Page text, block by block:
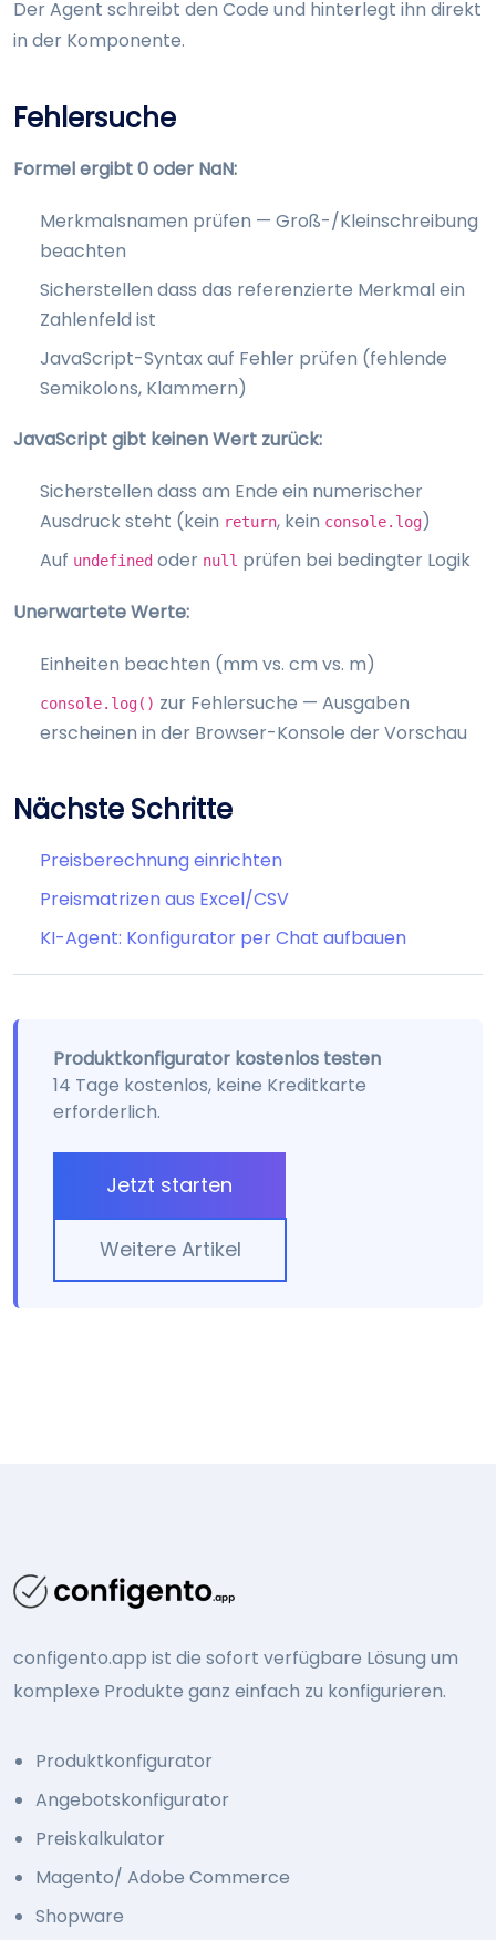
Der Agent schreibt den Code und hinterlegt ihn direkt
in der Komponente.
Fehlersuche
Formel ergibt 0 oder NaN:
Merkmalsnamen prüfen — Groß-/Kleinschreibung
beachten
Sicherstellen dass das referenzierte Merkmal ein
Zahlenfeld ist
JavaScript-Syntax auf Fehler prüfen (fehlende
Semikolons, Klammern)
JavaScript gibt keinen Wert zurück:
Sicherstellen dass am Ende ein numerischer
Ausdruck steht (kein return, kein console.log)
Auf undefined oder null prüfen bei bedingter Logik
Unerwartete Werte:
Einheiten beachten (mm vs. cm vs. m)
console.log() zur Fehlersuche — Ausgaben
erscheinen in der Browser-Konsole der Vorschau
Nächste Schritte
Preisberechnung einrichten
Preismatrizen aus Excel/CSV
KI-Agent: Konfigurator per Chat aufbauen
Produktkonfigurator kostenlos testen
14 Tage kostenlos, keine Kreditkarte
erforderlich.
Jetzt starten
Weitere Artikel
configento.app ist die sofort verfügbare Lösung um
komplexe Produkte ganz einfach zu konfigurieren.
Produktkonfigurator
Angebotskonfigurator
Preiskalkulator
Magento/ Adobe Commerce
Shopware